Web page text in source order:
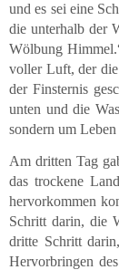
und es sei eine
die unterhalb der
Wölbung
voller Luft, der die
der Finsternis
unten und die
sondern um
Am dritten Tag
das trockene
hervorkommen
Schritt darin, die
dritte Schritt
Hervorbringen